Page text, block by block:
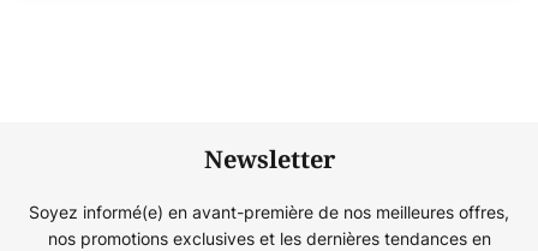
Newsletter
Soyez informé(e) en avant-première de nos meilleures offres,
nos promotions exclusives et les dernières tendances en